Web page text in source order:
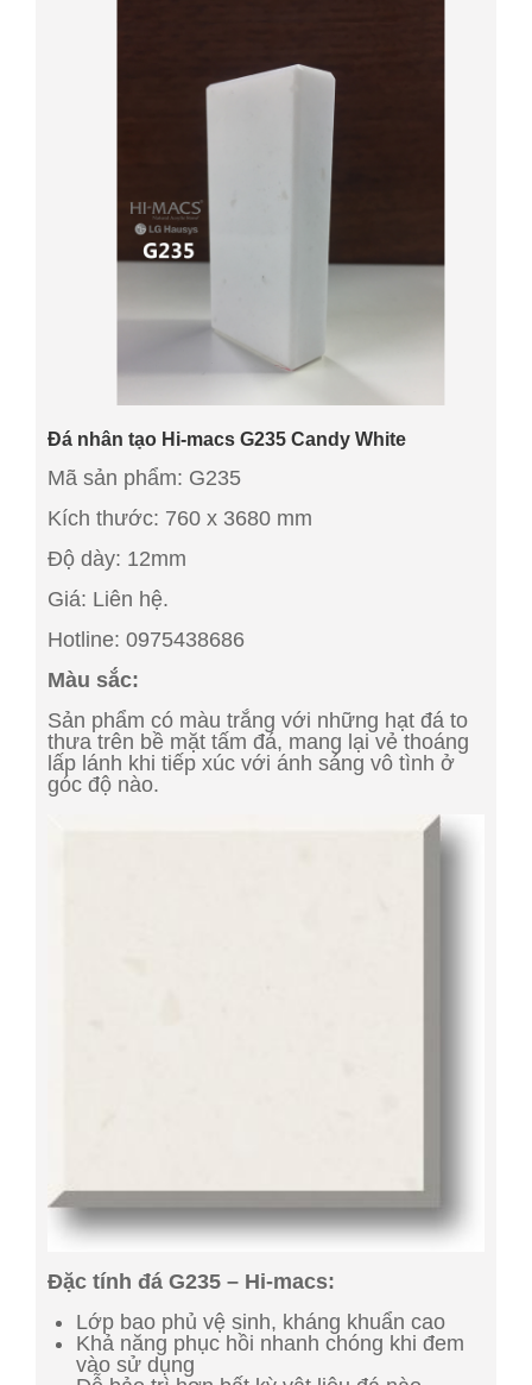
Đá nhân tạo Hi-macs G235 Candy White
Mã sản phẩm: G235
Kích thước: 760 x 3680 mm
Độ dày: 12mm
Giá: Liên hệ.
Hotline: 0975438686
Màu sắc:
Sản phẩm có màu trắng với những hạt đá to
thưa trên bề mặt tấm đá, mang lại vẻ thoáng
lấp lánh khi tiếp xúc với ánh sáng vô tình ở
góc độ nào.
Đặc tính đá G235 – Hi-macs:
Lớp bao phủ vệ sinh, kháng khuẩn cao
Khả năng phục hồi nhanh chóng khi đem
vào sử dụng